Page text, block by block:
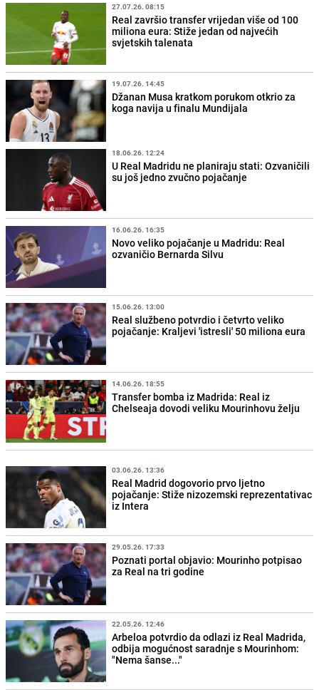
27.07.26. 08:15
Real završio transfer vrijedan više od 100
miliona eura: Stiže jedan od najvećih
svjetskih talenata
19.07.26. 14:45
Džanan Musa kratkom porukom otkrio za
koga navija u finalu Mundijala
18.06.26. 12:24
U Real Madridu ne planiraju stati: Ozvaničili
su još jedno zvučno pojačanje
16.06.26. 16:35
Novo veliko pojačanje u Madridu: Real
ozvaničio Bernarda Silvu
15.06.26. 13:00
Real službeno potvrdio i četvrto veliko
pojačanje: Kraljevi 'istresli' 50 miliona eura
14.06.26. 18:55
Transfer bomba iz Madrida: Real iz
Chelseaja dovodi veliku Mourinhovu želju
03.06.26. 13:36
Real Madrid dogovorio prvo ljetno
pojačanje: Stiže nizozemski reprezentativac
iz Intera
29.05.26. 17:33
Poznati portal objavio: Mourinho potpisao
za Real na tri godine
22.05.26. 12:46
Arbeloa potvrdio da odlazi iz Real Madrida,
odbija mogućnost saradnje s Mourinhom:
"Nema šanse..."